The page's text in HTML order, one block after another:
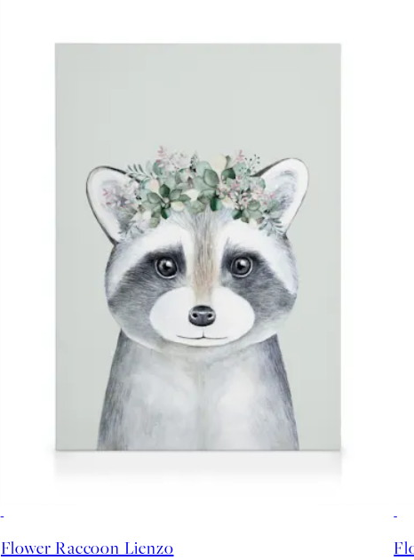
Flower Raccoon Lienzo